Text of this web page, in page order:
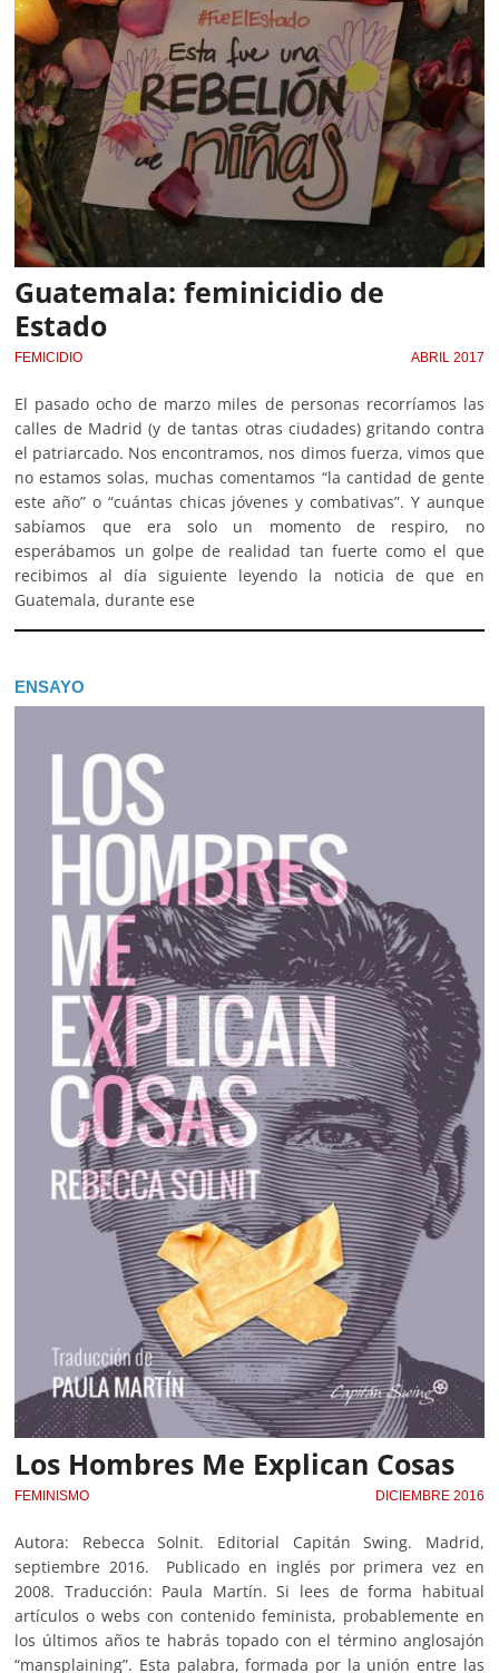
Guatemala: feminicidio de
Estado
FEMICIDIO ABRIL 2017
El pasado ocho de marzo miles de personas recorríamos las
calles de Madrid (y de tantas otras ciudades) gritando contra
el patriarcado. Nos encontramos, nos dimos fuerza, vimos que
no estamos solas, muchas comentamos “la cantidad de gente
este año” o “cuántas chicas jóvenes y combativas”. Y aunque
sabíamos que era solo un momento de respiro, no
esperábamos un golpe de realidad tan fuerte como el que
recibimos al día siguiente leyendo la noticia de que en
Guatemala, durante ese
ENSAYO
Los Hombres Me Explican Cosas
FEMINISMO DICIEMBRE 2016
Autora: Rebecca Solnit. Editorial Capitán Swing. Madrid,
septiembre 2016. Publicado en inglés por primera vez en
2008. Traducción: Paula Martín. Si lees de forma habitual
artículos o webs con contenido feminista, probablemente en
los últimos años te habrás topado con el término anglosajón
“mansplaining”. Esta palabra, formada por la unión entre las